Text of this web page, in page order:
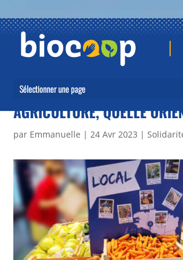
Sélectionner une page
AGRICULTURE, QUELLE
par Emmanuelle |24 Avr 2023 |